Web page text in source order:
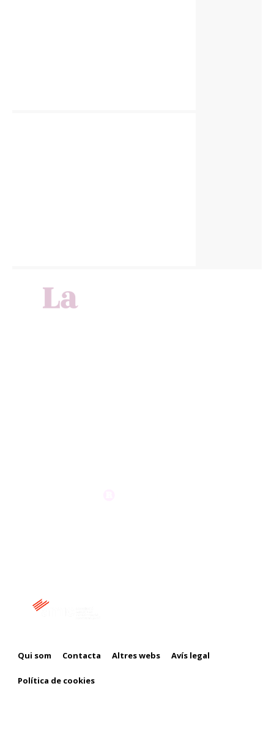
Qui som Contacta Altres webs Avís legal
Política de cookies